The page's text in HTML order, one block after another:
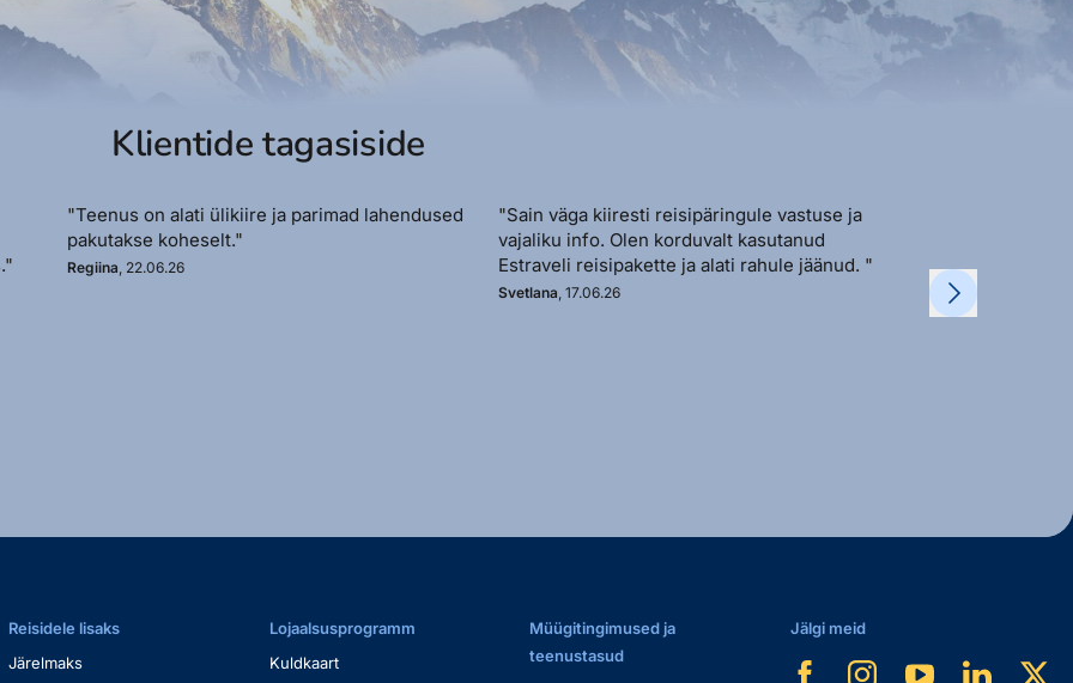
Klientide tagasiside
"Teenus on alati ülikiire ja parimad lahendused
pakutakse koheselt."
Regiina, 22.06.26
"Sain väga kiiresti reisipäringule vastuse ja
vajaliku info. Olen korduvalt kasutanud
Estraveli reisipakette ja alati rahule jäänud. "
Svetlana, 17.06.26
soovi korral. "
Kadi, 11.06.26
Reisidele lisaks
Järelmaks
Lojaalsusprogramm
Kuldkaart
Müügitingimused ja
teenustasud
Jälgi meid